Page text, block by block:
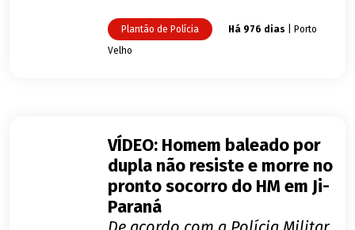
Plantão de Polícia Há 976 dias | Porto
Velho
VÍDEO: Homem baleado por
dupla não resiste e morre no
pronto socorro do HM em Ji-
Paraná